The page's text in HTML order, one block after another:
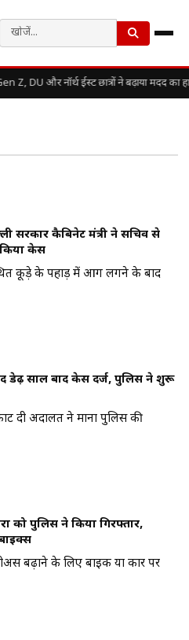
Z, DU और नॉर्थ ईस्ट छात्रों ने बढ़ाया मदद का
सरकार कैबिनेट मंत्री ने सचिव से
किया केस
कूड़े के पहाड़ में आग लगने के बाद
साल बाद केस दर्ज, पुलिस ने शुरू
दी अदालत ने माना पुलिस की
को पुलिस ने किया गिरफ्तार,
बढ़ाने के लिए बाइक या कार पर